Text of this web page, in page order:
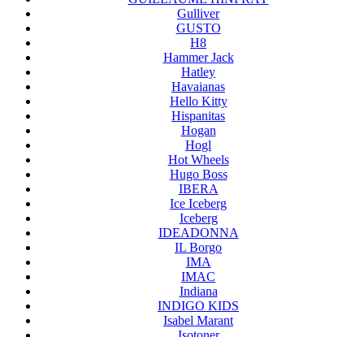
Gulliver
GUSTO
H8
Hammer Jack
Hatley
Havaianas
Hello Kitty
Hispanitas
Hogan
Hogl
Hot Wheels
Hugo Boss
IBERA
Ice Iceberg
Iceberg
IDEADONNA
IL Borgo
IMA
IMAC
Indiana
INDIGO KIDS
Isabel Marant